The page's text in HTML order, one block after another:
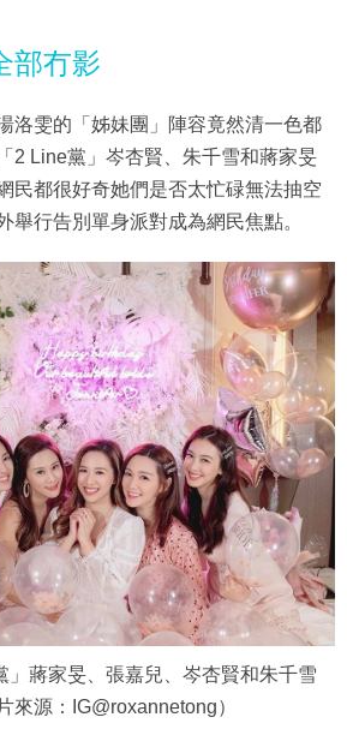
部冇影
洛雯的「姊妹團」陣容竟然清一色都
2 Line黨」岑杏賢、朱千雪和蔣家旻
民都很好奇她們是否太忙碌無法抽空
舉行告別單身派對成為網民焦點。
」蔣家旻、張嘉兒、岑杏賢和朱千雪
來源：IG@roxannetong）